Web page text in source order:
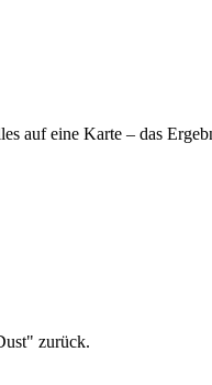
auf eine Karte – das
zurück.